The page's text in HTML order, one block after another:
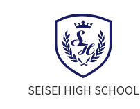
SEISEI HIGH SCHOOL